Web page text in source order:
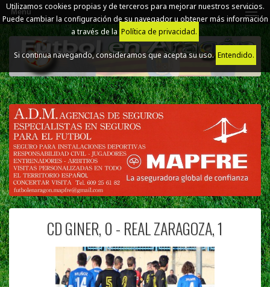
Utilizamos cookies propias y de terceros para mejorar nuestros servicios.
Puede cambiar la configuración de su navegador u obtener más información
a través de la Política de privacidad.
Si continua navegando, consideramos que acepta su uso.Entendido.
Menú
CD GINER, 0 - REAL ZARAGOZA, 1